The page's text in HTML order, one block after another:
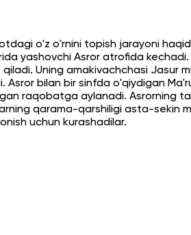
o'z o'rnini topish jarayoni
yashovchi Asror atrofida
Uning amakivachchasi Jasur
bilan bir sinfda o'qiydigan
raqobatga aylanadi. Asrorning
qarama-qarshiligi asta-sekin
uchun kurashadilar.